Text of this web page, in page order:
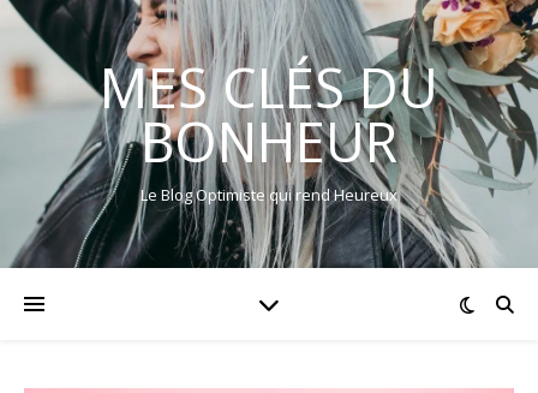
MES CLÉS DU
BONHEUR
Le Blog Optimiste qui rend Heureux